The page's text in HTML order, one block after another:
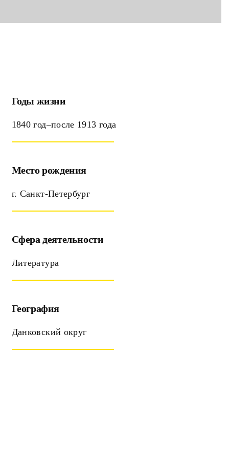
Годы жизни
1840 год–после 1913 года
Место рождения
г. Санкт-Петербург
Сфера деятельности
Литература
География
Данковский округ